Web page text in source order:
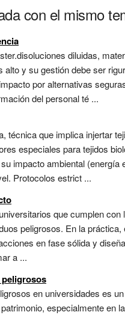
con el mismo
diluidas,
y su gestión debe ser
por alternativas
del personal té ...
técnica que implica injertar
especiales para tejidos
impacto ambiental
Protocolos estrict ...
que cumplen
peligrosos. En la
en fase sólida y
a ...
en universidades es
especialmente en